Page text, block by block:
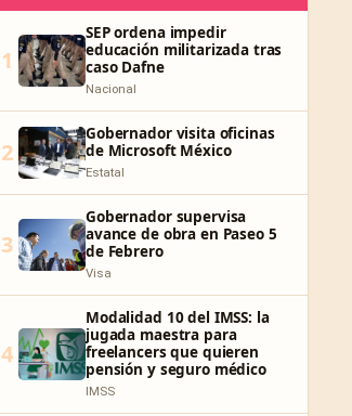
1
SEP ordena impedir
educación militarizada tras
caso Dafne
Nacional
2
Gobernador visita oficinas
de Microsoft México
Estatal
3
Gobernador supervisa
avance de obra en Paseo 5
de Febrero
Visa
4
Modalidad 10 del IMSS: la
jugada maestra para
freelancers que quieren
pensión y seguro médico
IMSS